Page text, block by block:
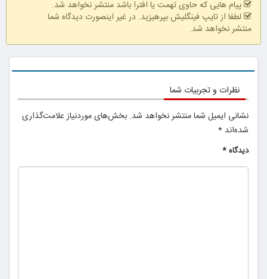
پیام هایی که حاوی تهمت یا افترا باشد منتشر نخواهد شد.
لطفا از تایپ فینگلیش بپرهیزید. در غیر اینصورت دیدگاه شما
منتشر نخواهد شد.
نظرات و تجربیات شما
نشانی ایمیل شما منتشر نخواهد شد. بخش‌های موردنیاز علامت‌گذاری
شده‌اند *
دیدگاه*